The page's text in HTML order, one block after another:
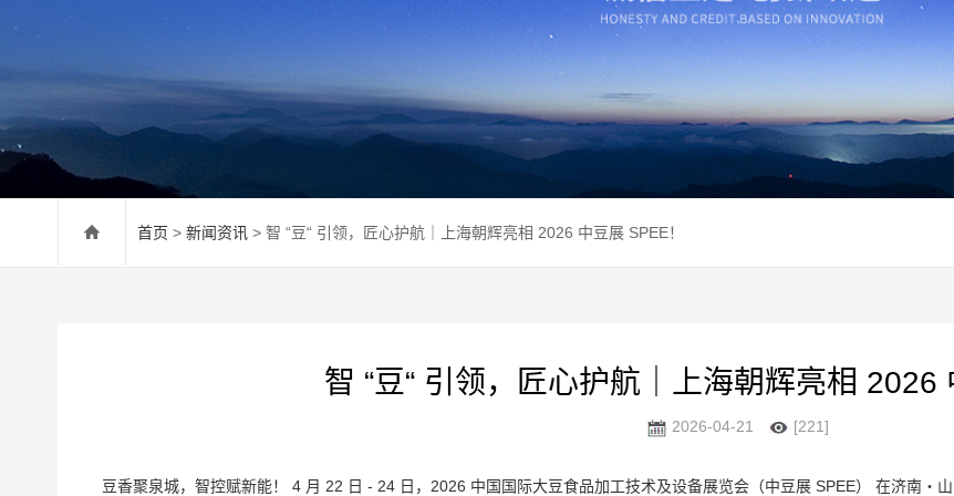
首页 > 新闻资讯 > 智 “豆“ 引领，匠心护航｜上海朝辉亮相 2026 中豆展 SPEE！
智 “豆“ 引领，匠心护航｜上海朝辉亮相 2026
2026-04-21 [221]
豆香聚泉城，智控赋新能！ 4 月 22 日 - 24 日，2026 中国国际大豆食品加工技术及设备展览会（中豆展 SPEE） 在济南・